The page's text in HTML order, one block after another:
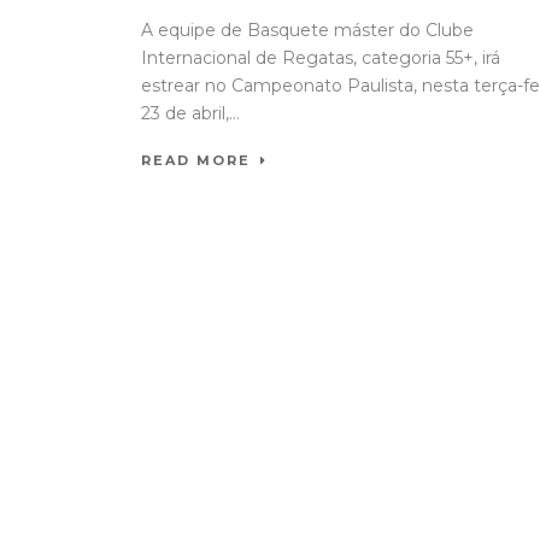
A equipe de Basquete máster do Clube
Internacional de Regatas, categoria 55+, irá
estrear no Campeonato Paulista, nesta terça-
23 de abril,...
READ MORE